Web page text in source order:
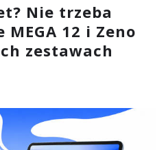
Nie trzeba
12 i Zeno
zestawach